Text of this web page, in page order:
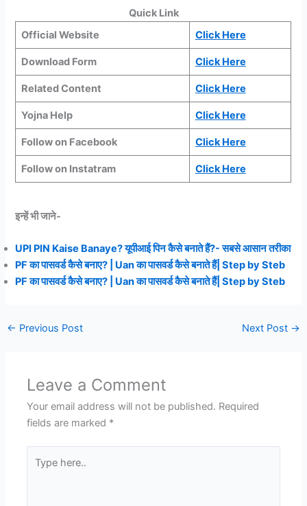
Quick Link
Official Website
Click Here
Download Form Click Here
Related Content Click Here
Yojna Help Click Here
Follow on Facebook Click Here
Follow on Instatram ClickHere
इन्हें भी जाने-
UPI PIN Kaise Banaye? यूपीआई पिन कैसे बनाते हैं?- सबसे आसान तरीका
PF का पासवर्ड कैसे बनाए? | Uan का पासवर्ड कैसे बनाते हैं| Step by Steb
PF का पासवर्ड कैसे बनाए? | Uan का पासवर्ड कैसे बनाते हैं| Step by Steb
← Previous Post Next Post →
Leave a Comment
Your email address will not be published. Required
fields are marked *
here..